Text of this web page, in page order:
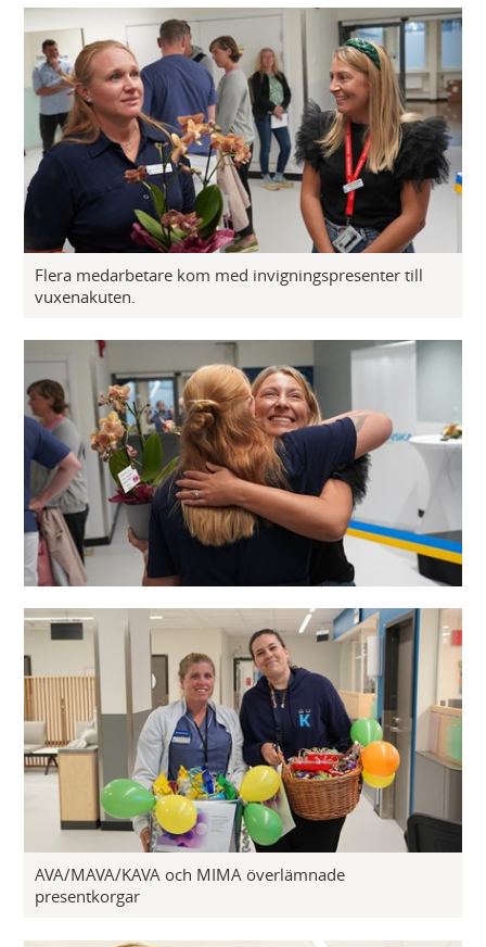
Flera medarbetare kom med invigningspresenter till
vuxenakuten.
AVA/MAVA/KAVA och MIMA överlämnade
presentkorgar